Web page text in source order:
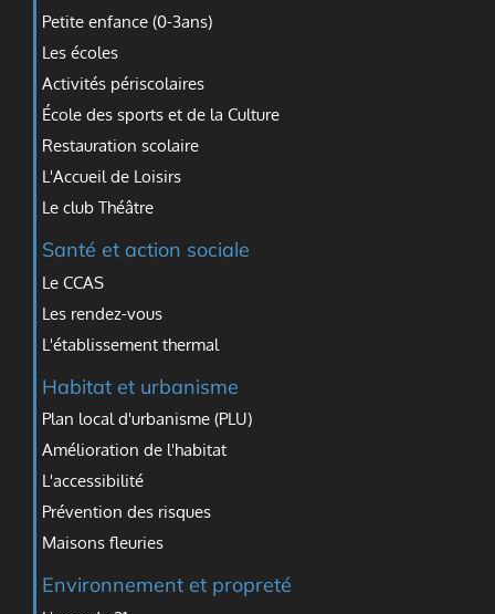
Petite enfance (0-3ans)
Les écoles
Activités périscolaires
École des sports et de la Culture
Restauration scolaire
L'Accueil de Loisirs
Le club Théâtre
Santé et action sociale
Le CCAS
Les rendez-vous
L'établissement thermal
Habitat et urbanisme
Plan local d'urbanisme (PLU)
Amélioration de l'habitat
L'accessibilité
Prévention des risques
Maisons fleuries
Environnement et propreté